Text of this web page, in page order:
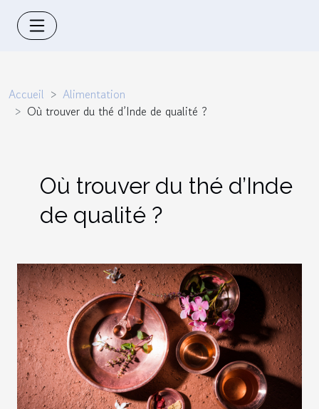
Accueil
Alimentation
Où trouver du thé d’Inde de qualité ?
Où trouver du thé d’Inde
de qualité ?